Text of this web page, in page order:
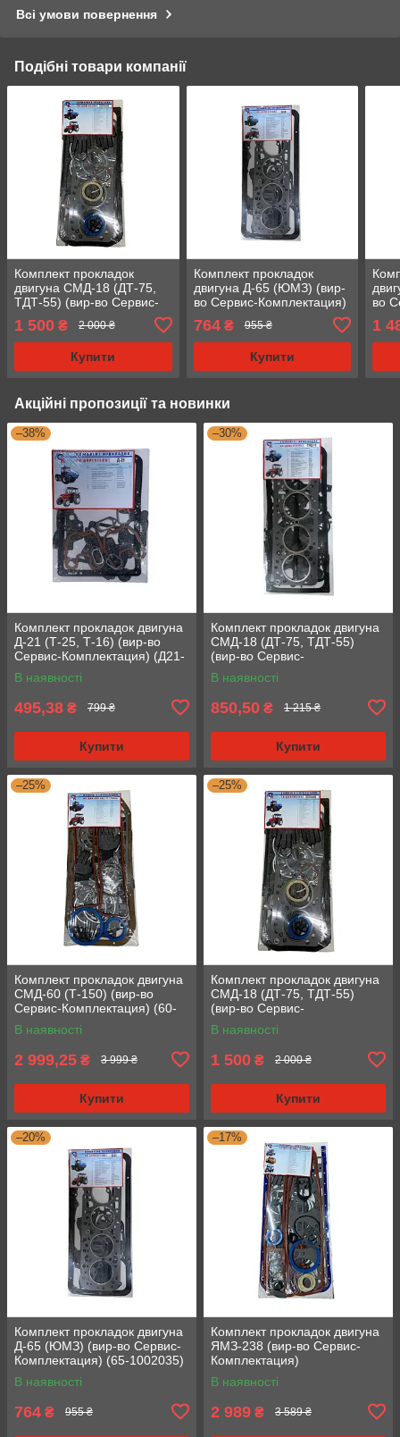
Всі умови повернення
Подібні товари компанії
Комплект прокладок
двигуна СМД-18 (ДТ-75,
ТДТ-55) (вир-во Сервис-
1002035-Р) (Ремонтнік)
1 500 ₴ 2 000 ₴
Купити
Комплект прокладок
двигуна Д-65 (ЮМЗ) (вир-
во Сервис-Комплектация)
(65-1002035) (Стандарт)
764₴ 955 ₴
Купити
во
1
Акційні пропозиції та новинки
–38%
Комплект прокладок двигуна
Д-21 (Т-25, Т-16) (вир-во
Сервис-Комплектация) (Д21-
1002035) (Стандарт)
В наявності
495,38 ₴ 799 ₴
Купити
–30%
Комплект прокладок двигуна
СМД-18 (ДТ-75, ТДТ-55)
(вир-во Сервис-
Комплектация) (18-1002035)
(Стандарт)
В наявності
850,50 ₴ 1 215 ₴
Купити
–25%
Комплект прокладок двигуна
СМД-60 (Т-150) (вир-во
Сервис-Комплектация) (60-
1002035-Р)
В наявності
2 999,25 ₴ 3 999 ₴
Купити
–25%
Комплект прокладок двигуна
СМД-18 (ДТ-75, ТДТ-55)
(вир-во Сервис-
Комплектация) (18-1002035-
Р) (Ремонтнік)
В наявності
1 500 ₴ 2 000 ₴
Купити
–20%
Комплект прокладок двигуна
Д-65 (ЮМЗ) (вир-во Сервис-
Комплектация) (65-1002035)
(Стандарт)
В наявності
764 ₴ 955 ₴
–17%
Комплект прокладок двигуна
ЯМЗ-238 (вир-во Сервис-
Комплектация)
В наявності
2 989 ₴ 3 589 ₴